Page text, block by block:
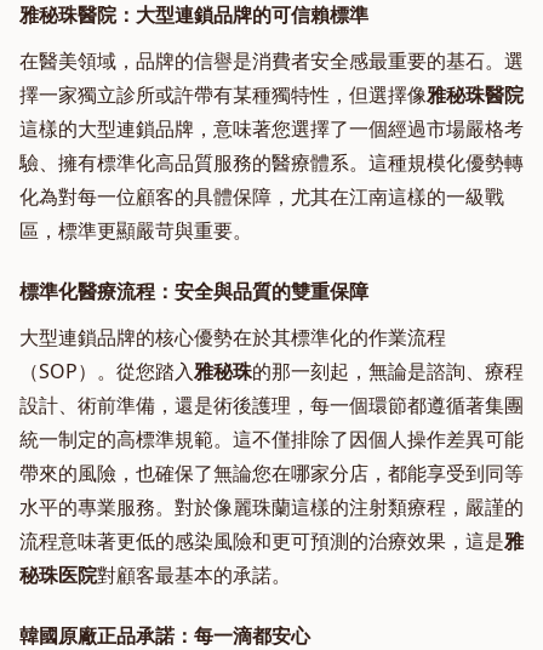
雅秘珠醫院：大型連鎖品牌的可信賴標準
在醫美領域，品牌的信譽是消費者安全感最重要的基石。選
擇一家獨立診所或許帶有某種獨特性，但選擇像雅秘珠醫院
這樣的大型連鎖品牌，意味著您選擇了一個經過市場嚴格考
驗、擁有標準化高品質服務的醫療體系。這種規模化優勢轉
化為對每一位顧客的具體保障，尤其在江南這樣的一級戰
區，標準更顯嚴苛與重要。
標準化醫療流程：安全與品質的雙重保障
大型連鎖品牌的核心優勢在於其標準化的作業流程
（SOP）。從您踏入雅秘珠的那一刻起，無論是諮詢、療程
設計、術前準備，還是術後護理，每一個環節都遵循著集團
統一制定的高標準規範。這不僅排除了因個人操作差異可能
帶來的風險，也確保了無論您在哪家分店，都能享受到同等
水平的專業服務。對於像麗珠蘭這樣的注射類療程，嚴謹的
流程意味著更低的感染風險和更可預測的治療效果，這是雅
秘珠医院對顧客最基本的承諾。
韓國原廠正品承諾：每一滴都安心